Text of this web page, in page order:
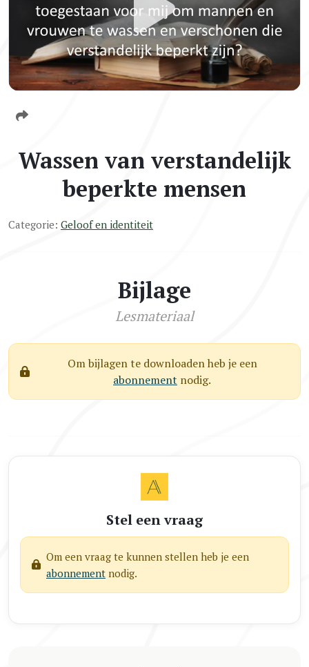
Wassen van verstandelijk
beperkte mensen
Categorie: Geloof en identiteit
Bijlage
Lesmateriaal
Om bijlagen te downloaden heb je een
abonnement nodig.
Stel een vraag
Om een vraag te kunnen stellen heb je een
abonnement nodig.